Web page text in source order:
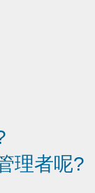
理者呢?